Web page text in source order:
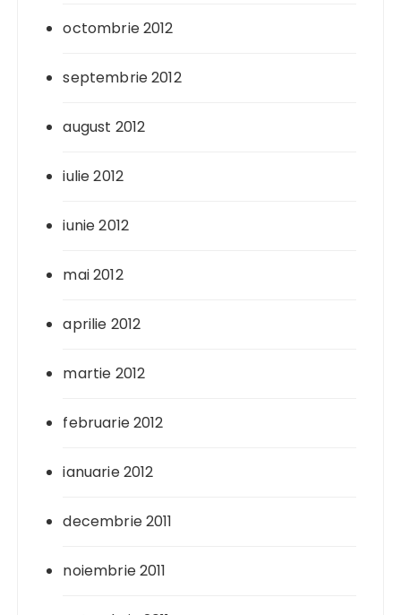
octombrie 2012
septembrie 2012
august 2012
iulie 2012
iunie 2012
mai 2012
aprilie 2012
martie 2012
februarie 2012
ianuarie 2012
decembrie 2011
noiembrie 2011